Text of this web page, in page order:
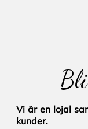
Vi är en lojal
kunder.